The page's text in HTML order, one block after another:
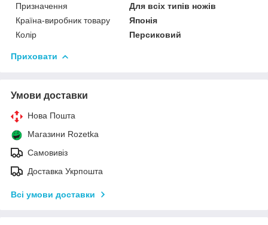
Призначення
Для всіх типів ножів
Країна-виробник товару
Японія
Колір
Персиковий
Приховати
Умови доставки
Нова Пошта
Магазини Rozetka
Самовивіз
Доставка Укрпошта
Всі умови доставки